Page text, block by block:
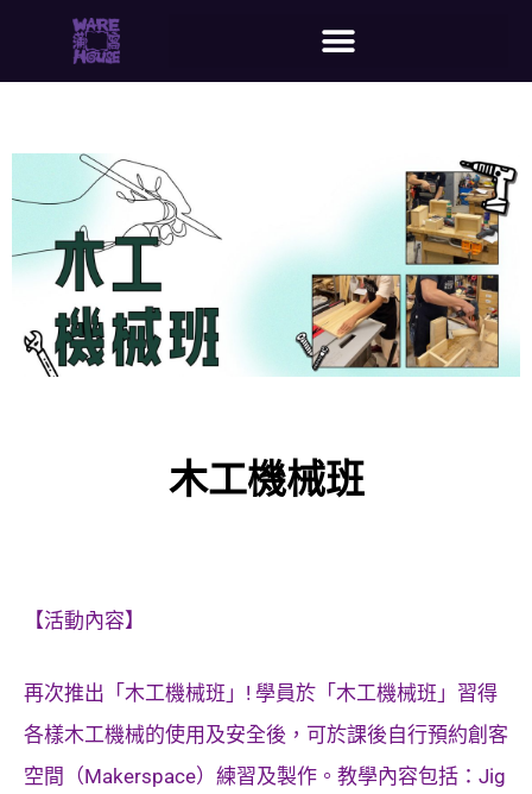
木工機械班
【活動內容】
再次推出「木工機械班」! 學員於「木工機械班」習得
各樣木工機械的使用及安全後，可於課後自行預約創客
空間（Makerspace）練習及製作。教學內容包括：Jig